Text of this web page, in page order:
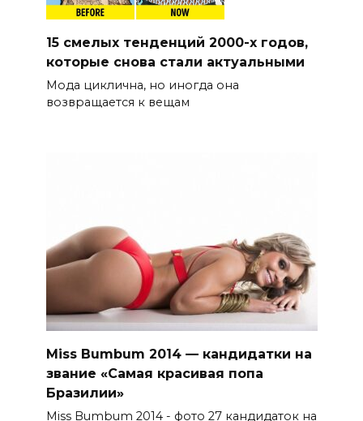
15 смелых тенденций 2000-х годов,
которые снова стали актуальными
Мода циклична, но иногда она
возвращается к вещам
Miss Bumbum 2014 — кандидатки на
звание «Самая красивая попа
Бразилии»
Miss Bumbum 2014 - фото 27 кандидаток на